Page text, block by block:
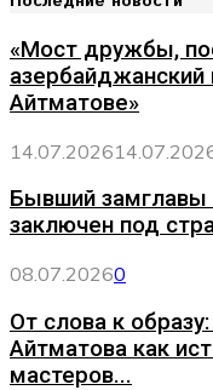
«Мост дружбы,
азербайджанский
Айтматове»
14.07.2026
Бывший
заключен под
08.07.20260
От слова к
Айтматова как
мастеров...